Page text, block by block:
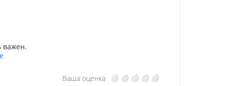
важен.
Ваша оценка